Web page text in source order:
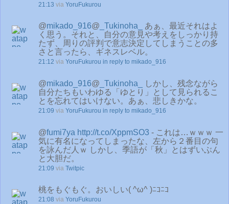
21:13 via YoruFukurou
@mikado_916@ _Tukinoha_
あぁ、最近それはよ
く思う。それと、自分の意見や考えをしっかり持
たず、周りの評判で意志決定してしまうことの多
さと言ったら、ギネスレベル。
21:12 via YoruFukurou in reply to mikado_916
@mikado_916@ _Tukinoha_
しかし、残念ながら
自分たちもいわゆる「ゆとり」として見られるこ
とを忘れてはいけない。あぁ、悲しきかな。
21:09 via YoruFukurou in reply to mikado_916
@fumi7ya http://t.co/XppmSO3 - これは…ｗｗｗ 一
気に有名になってしまったな、左から２番目の句
を詠んだ人ｗ しかし、季語が「秋」とはずいぶん
と大胆だ。
21:09 via Twitpic
桃をもぐもぐ。おいしい( ^ω^ )ﾆｺﾆｺ
21:08 via YoruFukurou